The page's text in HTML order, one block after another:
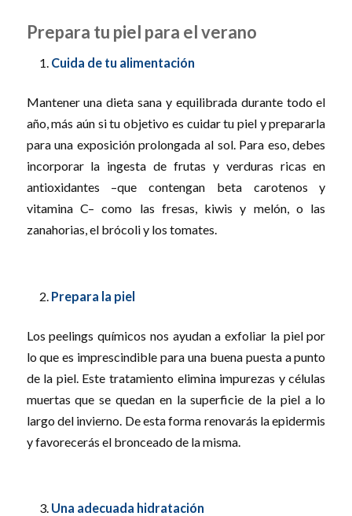
Prepara tu piel para el verano
Cuida de tu alimentación
Mantener una dieta sana y equilibrada durante todo el
año, más aún si tu objetivo es cuidar tu piel y prepararla
para una exposición prolongada al sol. Para eso, debes
incorporar la ingesta de frutas y verduras ricas en
antioxidantes –que contengan beta carotenos y
vitamina C– como las fresas, kiwis y melón, o las
zanahorias, el brócoli y los tomates.
Prepara la piel
Los peelings químicos nos ayudan a exfoliar la piel por
lo que es imprescindible para una buena puesta a punto
de la piel. Este tratamiento elimina impurezas y células
muertas que se quedan en la superficie de la piel a lo
largo del invierno. De esta forma renovarás la epidermis
y favorecerás el bronceado de la misma.
Una adecuada hidratación